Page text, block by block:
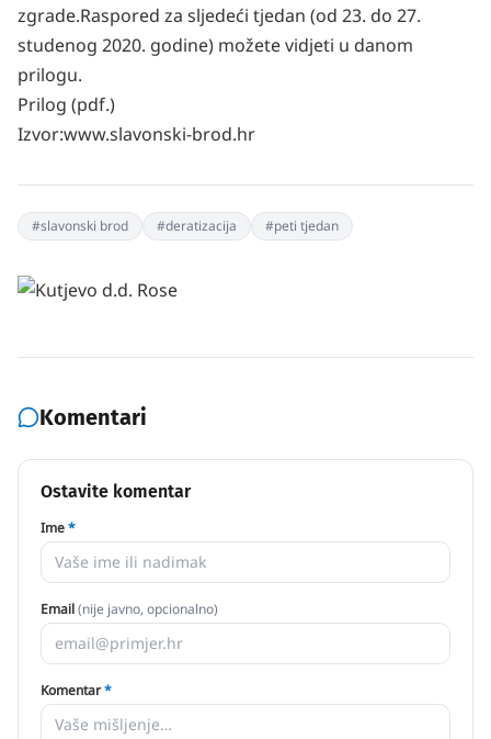
zgrade.Raspored za sljedeći tjedan (od 23. do 27.
studenog 2020. godine) možete vidjeti u danom
prilogu.
Prilog (pdf.)
Izvor:www.slavonski-brod.hr
#slavonski brod #deratizacija #peti tjedan
Komentari
Ostavite komentar
Ime*
Email(nije javno, opcionalno)
Komentar*